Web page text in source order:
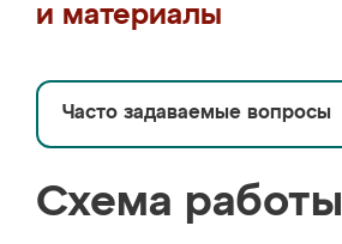
и материалы
Часто задаваемые вопросы
Схема работы